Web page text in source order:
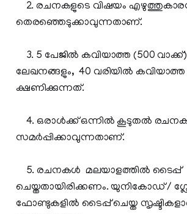
2. രചനകളുടെ വിഷയം
തെരഞ്ഞെടുക്കാവുന്നതാണ്.
3. 5 പേജില്‍ കവിയാത്ത (500
ലേഖനങ്ങളും, 40 വരിയില്‍
ക്ഷണിക്കുന്നത്.
4. ഒരാള്‍ക്ക്‌ ഒന്നില്‍ കൂടുതല്‍
സമര്‍പ്പിക്കാവുന്നതാണ്.
5. രചനകള്‍ മലയാളത്തില്‍ ടൈപ്പ്
ചെയ്തതായിരിക്കണം. യുനികോഡ് /
ഫോണ്ടുകളില്‍ ടൈപ്പ് ചെയ്ത